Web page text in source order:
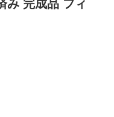
み 完成品 フィ